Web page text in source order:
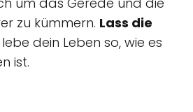
zu kümmern. Lass die
dein Leben so, wie es
ist.